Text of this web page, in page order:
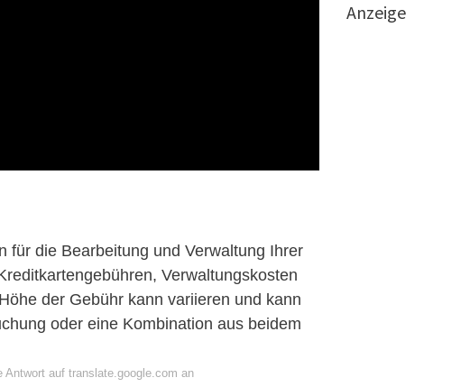
für die Bearbeitung und Verwaltung Ihrer
Verwaltungskosten
der Gebühr kann variieren und kann
oder eine Kombination aus beidem
auf translate.google.com an
Anzeige